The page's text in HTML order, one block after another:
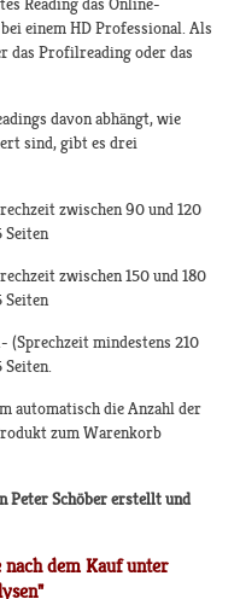
Reading das Online-
einem HD Professional. Als
das Profilreading oder das
davon abhängt, wie
sind, gibt es drei
zwischen 90 und 120
Seiten
zwischen 150 und 180
Seiten
(Sprechzeit mindestens 210
automatisch die Anzahl der
zum Warenkorb
Peter Schöber erstellt und
nach dem Kauf unter